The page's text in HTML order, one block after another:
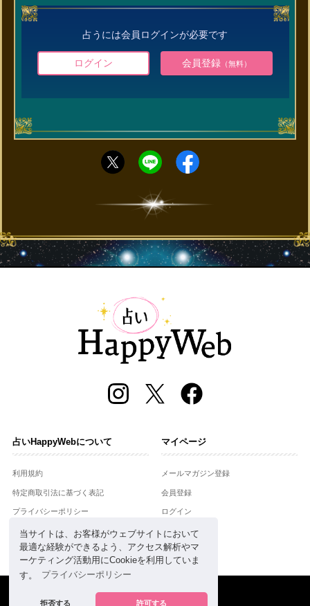
当サイトは、お客様がウェブサイトにおいて
最適な経験ができるよう、アクセス解析やマ
ーケティング活動用にCookieを利用していま
す。
プライバシーポリシー
拒否する 許可する
占うには会員ログインが必要です
ログイン 会員登録（無料）
占いHappyWebについて
利用規約
特定商取引法に基づく表記
プライバシーポリシー
運営会社
お問合せ
マイページ
メールマガジン登録
会員登録
ログイン
powered by